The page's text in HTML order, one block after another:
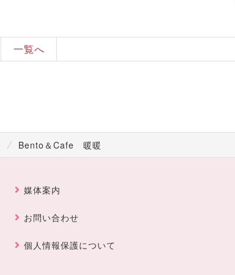
一覧へ
Bento＆Cafe 暖暖
媒体案内
お問い合わせ
個人情報保護について